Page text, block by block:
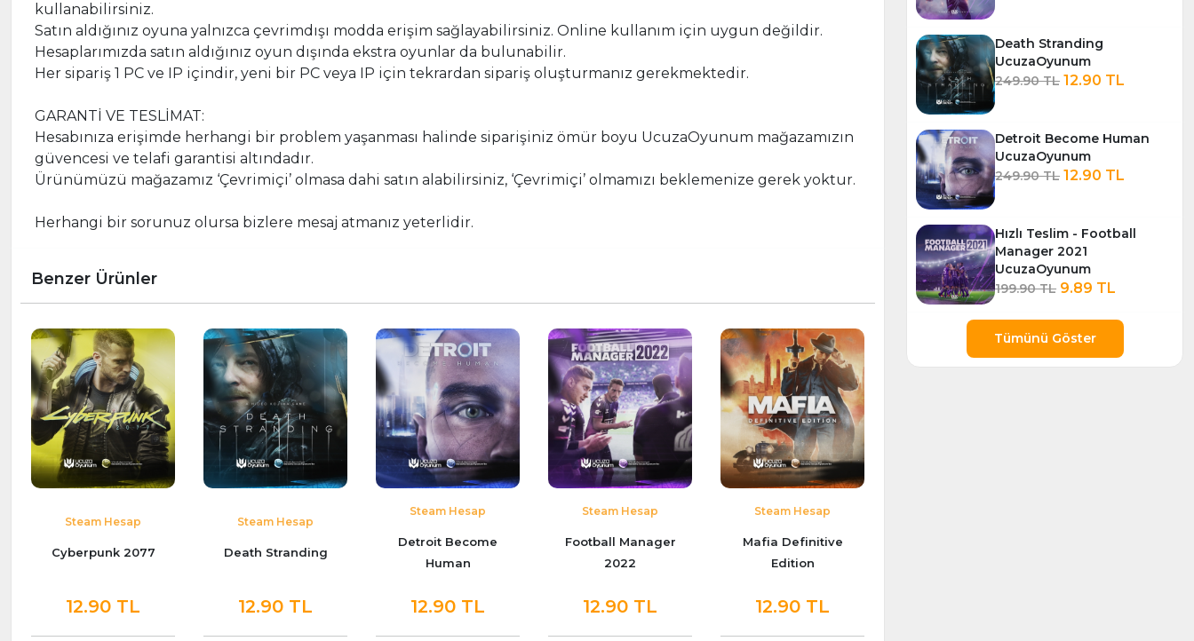
kullanabilirsiniz.
Satın aldığınız oyuna yalnızca çevrimdışı modda erişim sağlayabilirsiniz. Online kullanım için uygun değildir.
Hesaplarımızda satın aldığınız oyun dışında ekstra oyunlar da bulunabilir.
Her sipariş 1 PC ve IP içindir, yeni bir PC veya IP için tekrardan sipariş oluşturmanız gerekmektedir.
GARANTİ VE TESLİMAT:
Hesabınıza erişimde herhangi bir problem yaşanması halinde siparişiniz ömür boyu UcuzaOyunum mağazamızın
güvencesi ve telafi garantisi altındadır.
Ürünümüzü mağazamız ‘Çevrimiçi’ olmasa dahi satın alabilirsiniz, ‘Çevrimiçi’ olmamızı beklemenize gerek yoktur.
Herhangi bir sorunuz olursa bizlere mesaj atmanız yeterlidir.
Benzer Ürünler
Steam Hesap
Cyberpunk 2077
12.90 TL
Steam Hesap
Death Stranding
12.90 TL
Steam Hesap
Detroit Become
Human
12.90 TL
Steam Hesap
Football Manager
2022
12.90 TL
Steam Hesap
Mafia Definitive
Edition
12.90 TL
Death Stranding
UcuzaOyunum
249.90 TL 12.90 TL
Detroit Become Human
UcuzaOyunum
249.90 TL 12.90 TL
Hızlı Teslim - Football
Manager 2021
UcuzaOyunum
199.90 TL 9.89 TL
Tümünü Göster